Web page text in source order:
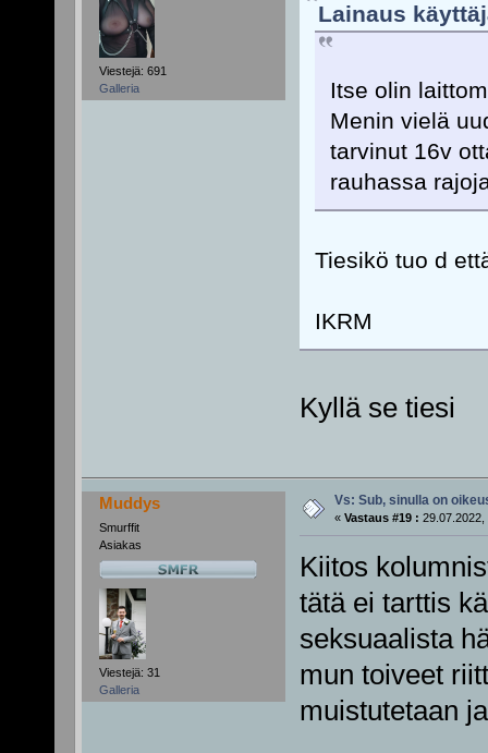
Viestejä: 691
Galleria
Lainaus
Itse olin
Menin vielä
tarvinut 16v
rauhassa
Tiesikö tuo d
IKRM
Kyllä se tiesi
Muddys
Smurffit
Asiakas
Viestejä: 31
Galleria
Vs: Sub, sinulla on
« Vastaus #19 : 29.07.2022,
Kiitos
tätä ei tarttis
seksuaalista
mun toiveet
muistutetaan